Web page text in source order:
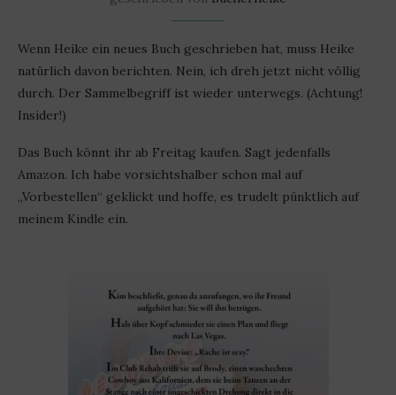
Wenn Heike ein neues Buch geschrieben hat, muss Heike
natürlich davon berichten. Nein, ich dreh jetzt nicht völlig
durch. Der Sammelbegriff ist wieder unterwegs. (Achtung!
Insider!)
Das Buch könnt ihr ab Freitag kaufen. Sagt jedenfalls
Amazon. Ich habe vorsichtshalber schon mal auf
„Vorbestellen“ geklickt und hoffe, es trudelt pünktlich auf
meinem Kindle ein.